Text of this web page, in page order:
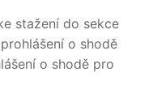
stažení do sekce
o shodě
o shodě pro